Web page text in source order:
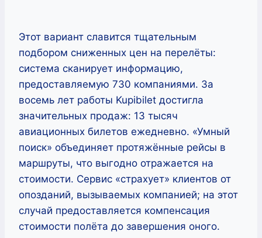
Этот вариант славится тщательным
подбором сниженных цен на перелёты:
система сканирует информацию,
предоставляемую 730 компаниями. За
восемь лет работы Kupibilet достигла
значительных продаж: 13 тысяч
авиационных билетов ежедневно. «Умный
поиск» объединяет протяжённые рейсы в
маршруты, что выгодно отражается на
стоимости. Сервис «страхует» клиентов от
опозданий, вызываемых компанией; на этот
случай предоставляется компенсация
стоимости полёта до завершения оного.